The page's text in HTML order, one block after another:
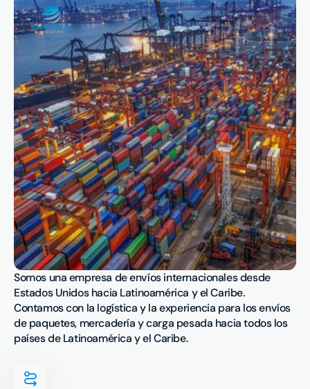
Somos una empresa de envíos internacionales desde
Estados Unidos hacia Latinoamérica y el Caribe.
Contamos con la logística y la experiencia para los envíos
de paquetes, mercadería y carga pesada hacia todos los
países de Latinoamérica y el Caribe.